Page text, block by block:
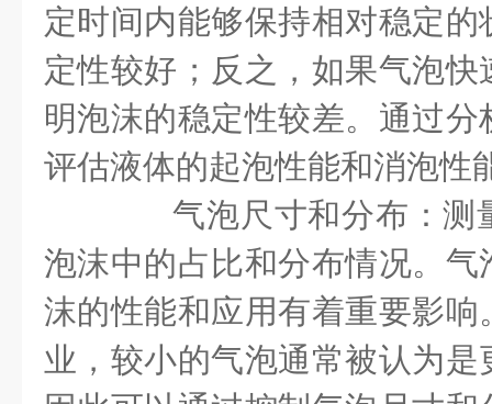
定时间内能够保持相对稳定
定性较好；反之，如果气泡
明泡沫的稳定性较差。通过
评估液体的起泡性能和消泡性
气泡尺寸和分布：测
泡沫中的占比和分布情况。
沫的性能和应用有着重要影
业，较小的气泡通常被认为